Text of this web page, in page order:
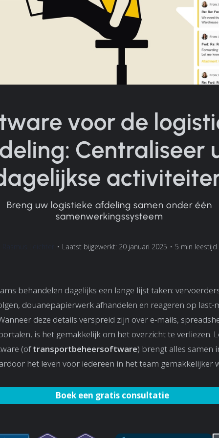
voor de
Centraliseer
Breng uw logistieke afdeling samen onder één
samenwerkingssysteem
• Laatst bijgewerkt: 20 januari 2025 • 5 min leestijd
behandelen dagelijks een lange lijst taken:
douanepapierwerk afhandelen en reageren op last-
deze details verspreid zijn over e-mails,
is het gemakkelijk om het overzicht te verliezen.
(oftransportbeheersoftware) brengt alles samen
het leven voor iedereen in het team gemakkelijker
Boek een gratis consultatie